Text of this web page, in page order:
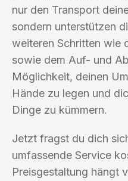
nur den Transport
sondern unterstützen
weiteren Schritten wie
sowie dem Auf- und
Möglichkeit, deinen
Hände zu legen und
Dinge zu kümmern.
Jetzt fragst du dich
umfassende Service
Preisgestaltung hängt